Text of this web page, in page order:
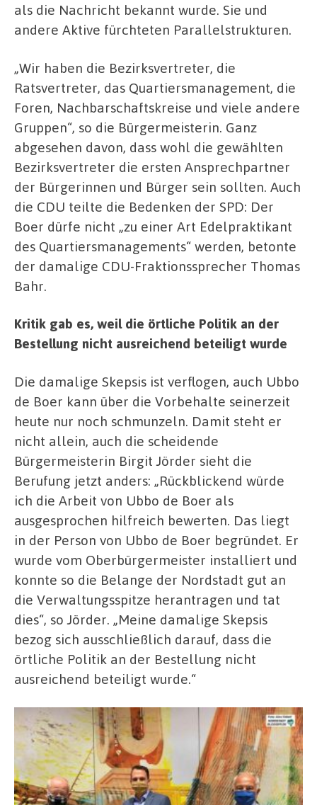
als die Nachricht bekannt wurde. Sie und
andere Aktive fürchteten Parallelstrukturen.
„Wir haben die Bezirksvertreter, die
Ratsvertreter, das Quartiersmanagement, die
Foren, Nachbarschaftskreise und viele andere
Gruppen“, so die Bürgermeisterin. Ganz
abgesehen davon, dass wohl die gewählten
Bezirksvertreter die ersten Ansprechpartner
der Bürgerinnen und Bürger sein sollten. Auch
die CDU teilte die Bedenken der SPD: Der
Boer dürfe nicht „zu einer Art Edelpraktikant
des Quartiersmanagements“ werden, betonte
der damalige CDU-Fraktionssprecher Thomas
Bahr.
Kritik gab es, weil die örtliche Politik an der
Bestellung nicht ausreichend beteiligt wurde
Die damalige Skepsis ist verflogen, auch Ubbo
de Boer kann über die Vorbehalte seinerzeit
heute nur noch schmunzeln. Damit steht er
nicht allein, auch die scheidende
Bürgermeisterin Birgit Jörder sieht die
Berufung jetzt anders: „Rückblickend würde
ich die Arbeit von Ubbo de Boer als
ausgesprochen hilfreich bewerten. Das liegt
in der Person von Ubbo de Boer begründet. Er
wurde vom Oberbürgermeister installiert und
konnte so die Belange der Nordstadt gut an
die Verwaltungsspitze herantragen und tat
dies“, so Jörder. „Meine damalige Skepsis
bezog sich ausschließlich darauf, dass die
örtliche Politik an der Bestellung nicht
ausreichend beteiligt wurde.“